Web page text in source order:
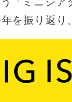
を振り返り